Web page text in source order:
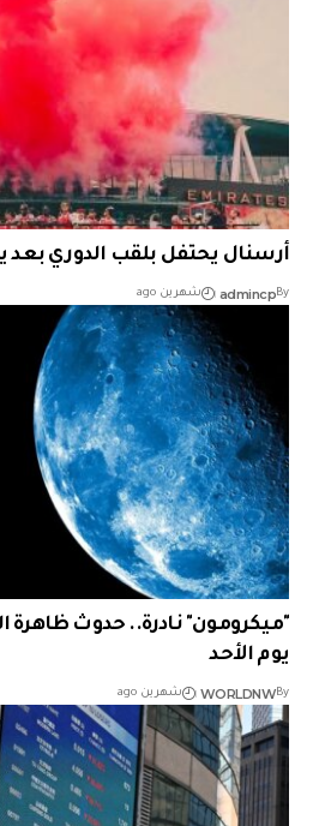
أرسنال يحتفل بلقب الدوري بعد
By
admincp شهرين ago
"ميكرومون" نادرة.. حدوث ظاهرة
يوم الأحد
By
WORLDNW شهرين ago